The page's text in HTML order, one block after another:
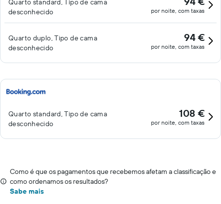
Quarto standard, Tipo de cama
desconhecido
por noite, com taxas
Quarto duplo, Tipo de cama
desconhecido
94 €
por noite, com taxas
Quarto standard, Tipo de cama
desconhecido
108 €
por noite, com taxas
Como é que os pagamentos que recebemos afetam a classificação e
como ordenamos os resultados?
Sabe mais